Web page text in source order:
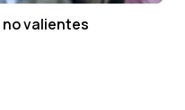
no valientes